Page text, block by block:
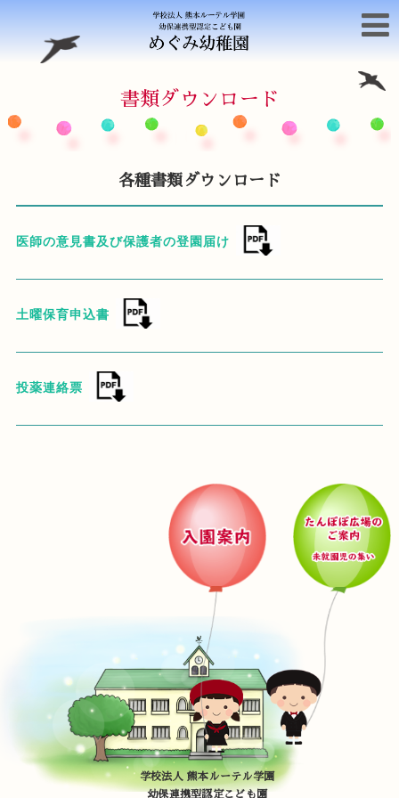
書類ダウンロード
各種書類ダウンロード
医師の意見書及び保護者の登園届け
土曜保育申込書
投薬連絡票
学校法人 熊本ルーテル学園
幼保連携型認定こども園